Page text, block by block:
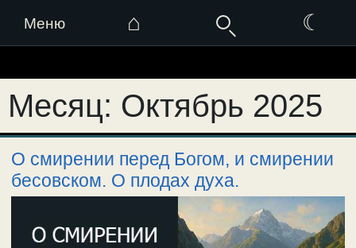
Меню ⌂ ☾
к
содержимому
Месяц: Октябрь 2025
О смирении перед Богом, и смирении
бесовском. О плодах духа.